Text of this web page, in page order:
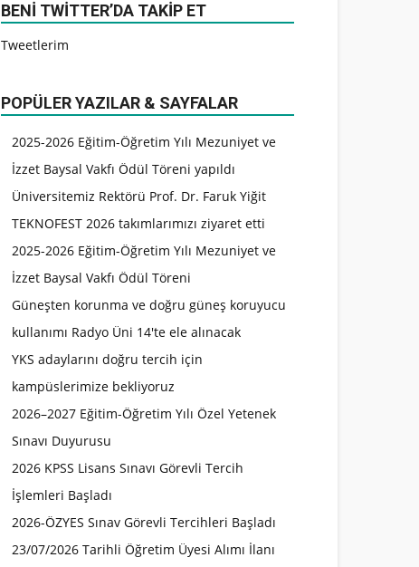
BENI TWITTER’DA TAKIP ET
Tweetlerim
POPÜLER YAZILAR & SAYFALAR
2025-2026 Eğitim-Öğretim Yılı Mezuniyet ve
İzzet Baysal Vakfı Ödül Töreni yapıldı
Üniversitemiz Rektörü Prof. Dr. Faruk Yiğit
TEKNOFEST 2026 takımlarımızı ziyaret etti
2025-2026 Eğitim-Öğretim Yılı Mezuniyet ve
İzzet Baysal Vakfı Ödül Töreni
Güneşten korunma ve doğru güneş koruyucu
kullanımı Radyo Üni 14'te ele alınacak
YKS adaylarını doğru tercih için
kampüslerimize bekliyoruz
2026–2027 Eğitim-Öğretim Yılı Özel Yetenek
Sınavı Duyurusu
2026 KPSS Lisans Sınavı Görevli Tercih
İşlemleri Başladı
2026-ÖZYES Sınav Görevli Tercihleri Başladı
23/07/2026 Tarihli Öğretim Üyesi Alımı İlanı